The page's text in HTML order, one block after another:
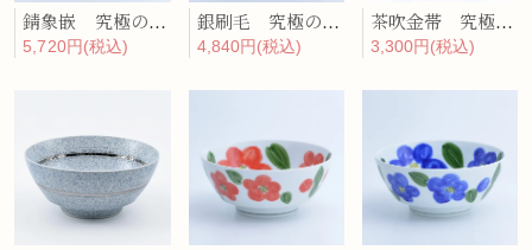
錆象嵌 究極のラーメン鉢
5,720円(税込)
銀刷毛 究極のラーメン鉢
4,840円(税込)
茶吹金帯 究極のラーメン鉢
3,300円(税込)